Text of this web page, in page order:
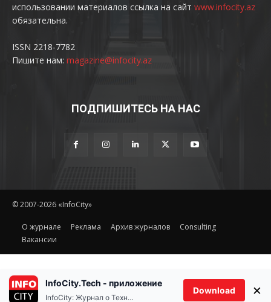
использовании материалов ссылка на сайт www.infocity.az
обязательна.
ISSN 2218-7782
Пишите нам: magazine@infocity.az
ПОДПИШИТЕСЬ НА НАС
© 2007-2026 «InfoCity»
O журнале Реклама Архив журналов
Consulting
Вакансии
Ethereum(ETH) $1,912.00
InfoCity.Tech - приложение
InfoCity: Журнал о Технологиях
Download ×